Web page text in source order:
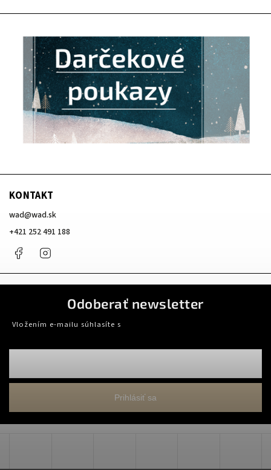
KONTAKT
wad@wad.sk
+421 252 491 188
Facebook
Odoberať newsletter
Vložením e-mailu súhlasíte s
Prihlásiť sa